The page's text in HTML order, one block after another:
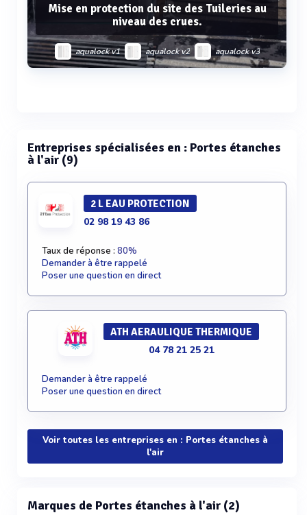
Mise en protection du site des Tuileries au
niveau des crues.
aqualock v1 aqualock v2 aqualock v3
Entreprises spécialisées en : Portes étanches
à l'air (9)
2 L EAU PROTECTION
02 98 19 43 86
Taux de réponse : 80%
Demander à être rappelé
Poser une question en direct
ATH AERAULIQUE THERMIQUE
04 78 21 25 21
Demander à être rappelé
Poser une question en direct
Voir toutes les entreprises en : Portes étanches à
l'air
Marques de Portes étanches à l'air (2)